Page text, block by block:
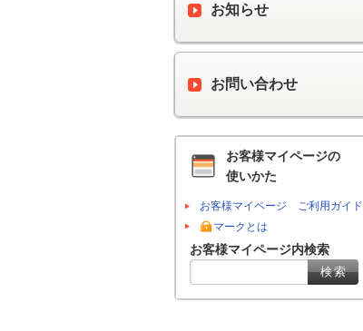
お知らせ
お問い合わせ
お客様マイページの
使いかた
お客様マイページ ご利用ガイド
マークとは
お客様マイページ内検索